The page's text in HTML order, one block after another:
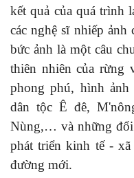
kết quả của quá trình
các nghệ sĩ nhiếp
bức ảnh là một câu
thiên nhiên của rừng
phong phú, hình ảnh
dân tộc Ê đê,
Nùng,… và những đổi
phát triển kinh tế -
đường mới.